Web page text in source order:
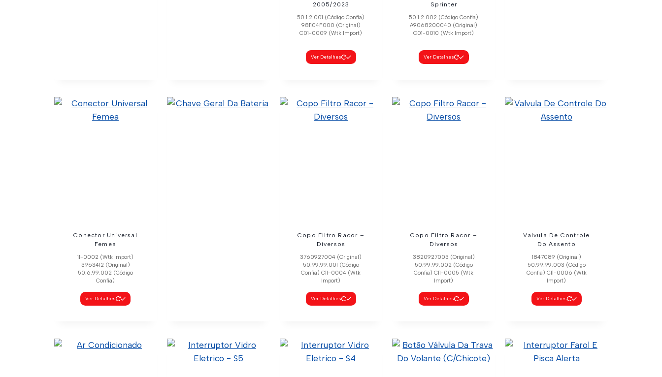
Interruptor Vidro
Eletrico Daily Le
50.5.2.005 (Código
Interruptor Vidro
Eletrico Daily Ld
2005/2023
50.1.2.001 (Código Confia)
981104F000 (Original)
C01-0009 (Wtk Import)
Ver Detalhes
Sprinter
50.1.2.002 (Código Confia)
A9068200040 (Original)
C01-0010 (Wtk Import)
Ver Detalhes
Chicote Conector
Universal
11-0001 (Wtk Import)
Conector Universal
Femea
11-0002 (Wtk Import)
3963412 (Original)
50.6.99.002 (Código
Confia)
Ver Detalhes
Chave Geral Da
Bateria
50.9.1.001 (Código Confia)
Copo Filtro Racor –
Diversos
3760927004 (Original)
50.99.99.001 (Código
Confia) C11-0004 (Wtk
Import)
Ver Detalhes
Copo Filtro Racor –
Diversos
3820927003 (Original)
50.99.99.002 (Código
Confia) C11-0005 (Wtk
Import)
Ver Detalhes
Valvula De Controle
Do Assento
1847089 (Original)
50.99.99.003 (Código
Confia) C11-0006 (Wtk
Import)
Ver Detalhes